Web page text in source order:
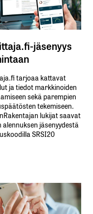
jäsenyys
tarjoaa kattavat
ja tiedot markkinoiden
sekä parempien
tekemiseen.
lukijat saavat
alennuksen jäsenyydestä
SRSI20